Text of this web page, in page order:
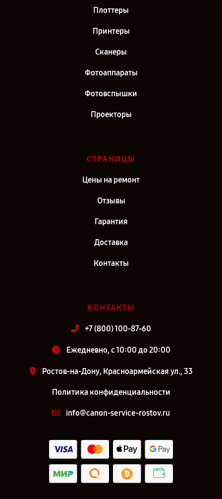
Плоттеры
Принтеры
Сканеры
Фотоаппараты
Фотовспышки
Проекторы
СТРАНИЦЫ
Цены на ремонт
Отзывы
Гарантия
Доставка
Контакты
КОНТАКТЫ
+7 (800) 100-87-60
Ежедневно, с 10:00 до 20:00
Ростов-на-Дону, Красноармейская ул., 33
Политика конфиденциальности
info@canon-service-rostov.ru